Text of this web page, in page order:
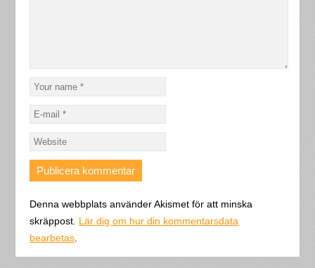
Denna webbplats använder Akismet för att minska
skräppost. Lär dig om hur din kommentarsdata
bearbetas